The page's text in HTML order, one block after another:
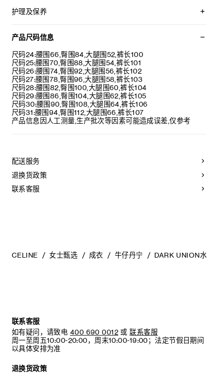
经典版型
5个口袋
腰部背面设有CELINE贴饰
拉链和镌刻CELINE JEANS字样的纽扣
日本制造(JP)
编号：RP056930F.07DU
护理及保养
仅使用不含漂白剂的洗衣产品。
最高熨烫温度：150°C / 302°F。
本品可用芳香化合物进行轻柔干洗
产品尺码信息
尺码24:腰围66,臀围84,大腿围52,裤长100
尺码25:腰围70,臀围88,大腿围54,裤长101
尺码26:腰围74,臀围92,大腿围56,裤长102
尺码27:腰围78,臀围96,大腿围58,裤长103
尺码28:腰围82,臀围100,大腿围60,裤长104
尺码29:腰围86,臀围104,大腿围62,裤长105
尺码30:腰围90,臀围108,大腿围64,裤长106
尺码31:腰围94,臀围112,大腿围66,裤长107
产品信息因人工测量,生产批次等因素可能造成误差,仅参考
配送服务
退换货政策
联系客服
CELINE 女士甄选 成衣 牛仔丹宁 DARK UNION水洗
联系客服
如有疑问，请致电 400 690 0012 或 联系客服
周一至周五10:00-20:00，周末10:00-19:00；法定节假日期间
以具体安排为准
退换货政策